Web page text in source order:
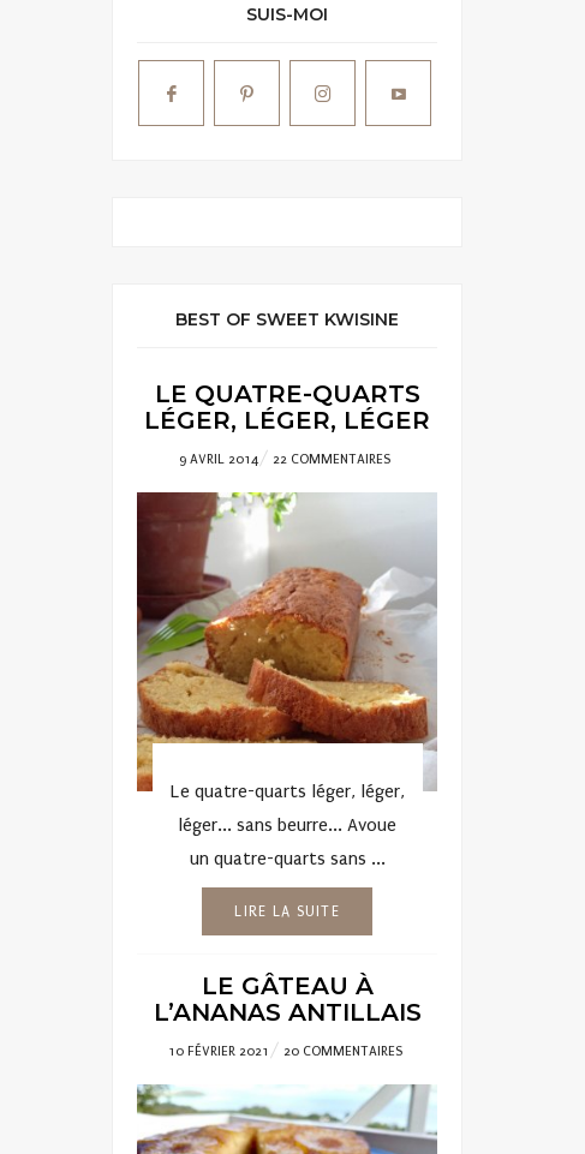
SUIS-MOI
BEST OF SWEET KWISINE
LE QUATRE-QUARTS
LÉGER, LÉGER, LÉGER
POSTED
9 AVRIL 2014 22 COMMENTAIRES
Le quatre-quarts léger, léger,
léger... sans beurre... Avoue
un quatre-quarts sans ...
LIRE LA SUITE
LE GÂTEAU À
L’ANANAS ANTILLAIS
POSTED
ON
10 FÉVRIER 2021 20 COMMENTAIRES